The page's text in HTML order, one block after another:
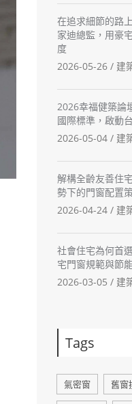
在追求細節的路
家迪總監，用豪
度
2026-05-26 / 建
2026幸福健築論
國際標準，啟動
2026-05-04 / 建
解構全齡友善住
勢下的門窗配置
2026-04-24 / 建
社會住宅為何首
宅門窗規範與節
2026-03-05 / 建
Tags
氣密窗 舊窗